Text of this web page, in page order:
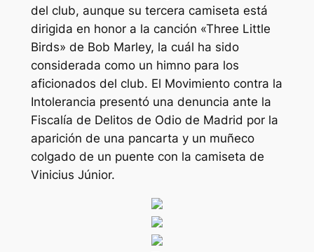
del club, aunque su tercera camiseta está
dirigida en honor a la canción «Three Little
Birds» de Bob Marley, la cuál ha sido
considerada como un himno para los
aficionados del club. El Movimiento contra la
Intolerancia presentó una denuncia ante la
Fiscalía de Delitos de Odio de Madrid por la
aparición de una pancarta y un muñeco
colgado de un puente con la camiseta de
Vinicius Júnior.